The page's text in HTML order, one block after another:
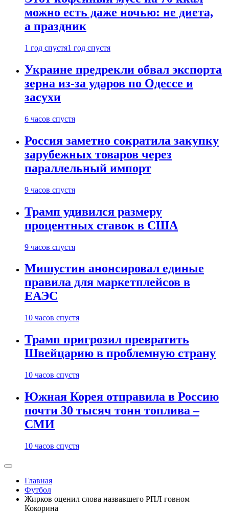
можно есть даже ночью: не диета,
а праздник
1 год спустя1 год спустя
Украине предрекли обвал экспорта
зерна из-за ударов по Одессе и
засухи
6 часов спустя
Россия заметно сократила закупку
зарубежных товаров через
параллельный импорт
9 часов спустя
Трамп удивился размеру
процентных ставок в США
9 часов спустя
Мишустин анонсировал единые
правила для маркетплейсов в
ЕАЭС
10 часов спустя
Трамп пригрозил превратить
Швейцарию в проблемную страну
10 часов спустя
Южная Корея отправила в Россию
почти 30 тысяч тонн топлива –
СМИ
10 часов спустя
Главная
Футбол
Жирков оценил слова назвавшего РПЛ говном
Кокорина